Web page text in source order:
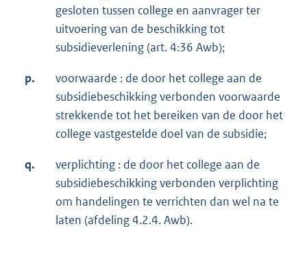
gesloten tussen college en aanvrager ter
uitvoering van de beschikking tot
subsidieverlening (art. 4:36 Awb);
p.
voorwaarde : de door het college aan de
subsidiebeschikking verbonden voorwaarde
strekkende tot het bereiken van de door het
college vastgestelde doel van de subsidie;
q.
verplichting : de door het college aan de
subsidiebeschikking verbonden verplichting
om handelingen te verrichten dan wel na te
laten (afdeling 4.2.4. Awb).